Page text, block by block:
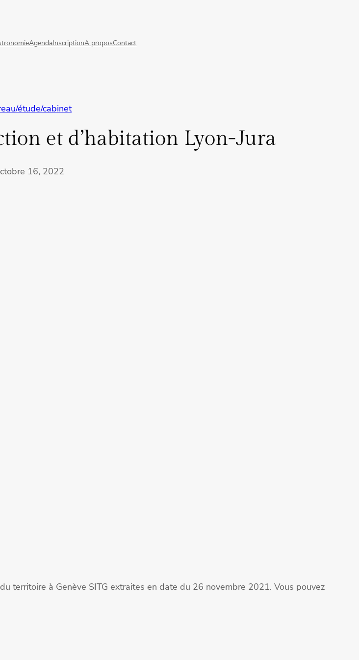
AgendaInscriptionA proposContact
étude/cabinet
et d’habitation Lyon-Jura
16, 2022
territoire à Genève SITG extraites en date du 26 novembre 2021. Vous pouvez